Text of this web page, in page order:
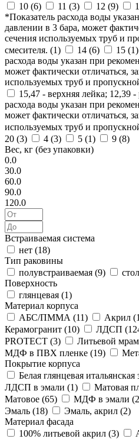
10 (6) 11 (3) 12 (9)
*Показатель расхода воды
давлении в 3 бара, может
сечения используемых труб и
смесителя. (1) 14 (6) 15 (1)
расхода воды указан при
может фактически отличаться,
используемых труб и
15,47 - верхняя лейка; 12,39
расхода воды указан при
может фактически отличаться,
используемых труб и
20 (3) 4 (3) 5 (1) 9 (8)
Вес, кг (без упаковки)
0.0
30.0
60.0
90.0
120.0
Встраиваемая система
нет (18)
Тип раковины
полувстраиваемая (9)
Поверхность
глянцевая (1)
Материал корпуса
АБС/ПММА (11) Акрил (
Керамогранит (10) ЛДСП (
PROTECT (3) Литьевой
МДФ в ПВХ пленке (19)
Покрытие корпуса
Белая глянцевая итальянская
ЛДСП в эмали (1) Матовая
Матовое (65) МДФ в эмали (2
Эмаль (18) Эмаль, акрил (2)
Материал фасада
100% литьевой акрил (3)